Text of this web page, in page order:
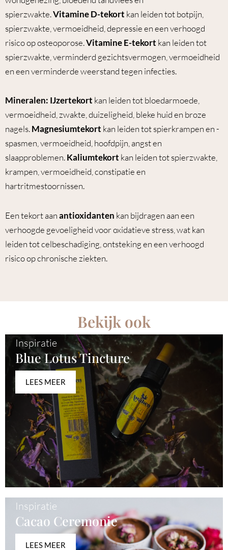
spierzwakte.Vitamine D-tekort kan leiden tot botpijn,
spierzwakte, vermoeidheid, depressie en een verhoogd
risico op osteoporose.Vitamine E-tekort kan leiden tot
spierzwakte, verminderd gezichtsvermogen, vermoeidheid
en een verminderde weerstand tegen infecties.
Mineralen: IJzertekort kan leiden tot bloedarmoede,
vermoeidheid, zwakte, duizeligheid, bleke huid en broze
nagels.Magnesiumtekort kan leiden tot spierkrampen en -
spasmen, vermoeidheid, hoofdpijn, angst en
slaapproblemen.Kaliumtekort kan leiden tot spierzwakte,
krampen, vermoeidheid, constipatie en
hartritmestoornissen.
Een tekort aanantioxidanten kan bijdragen aan een
verhoogde gevoeligheid voor oxidatieve stress, wat kan
leiden tot celbeschadiging, ontsteking en een verhoogd
risico op chronische ziekten.
Bekijk ook
Inspiratie
Blue Lotus Tincture
LEES MEER
Inspiratie
Cacao Ceremonie
LEES MEER